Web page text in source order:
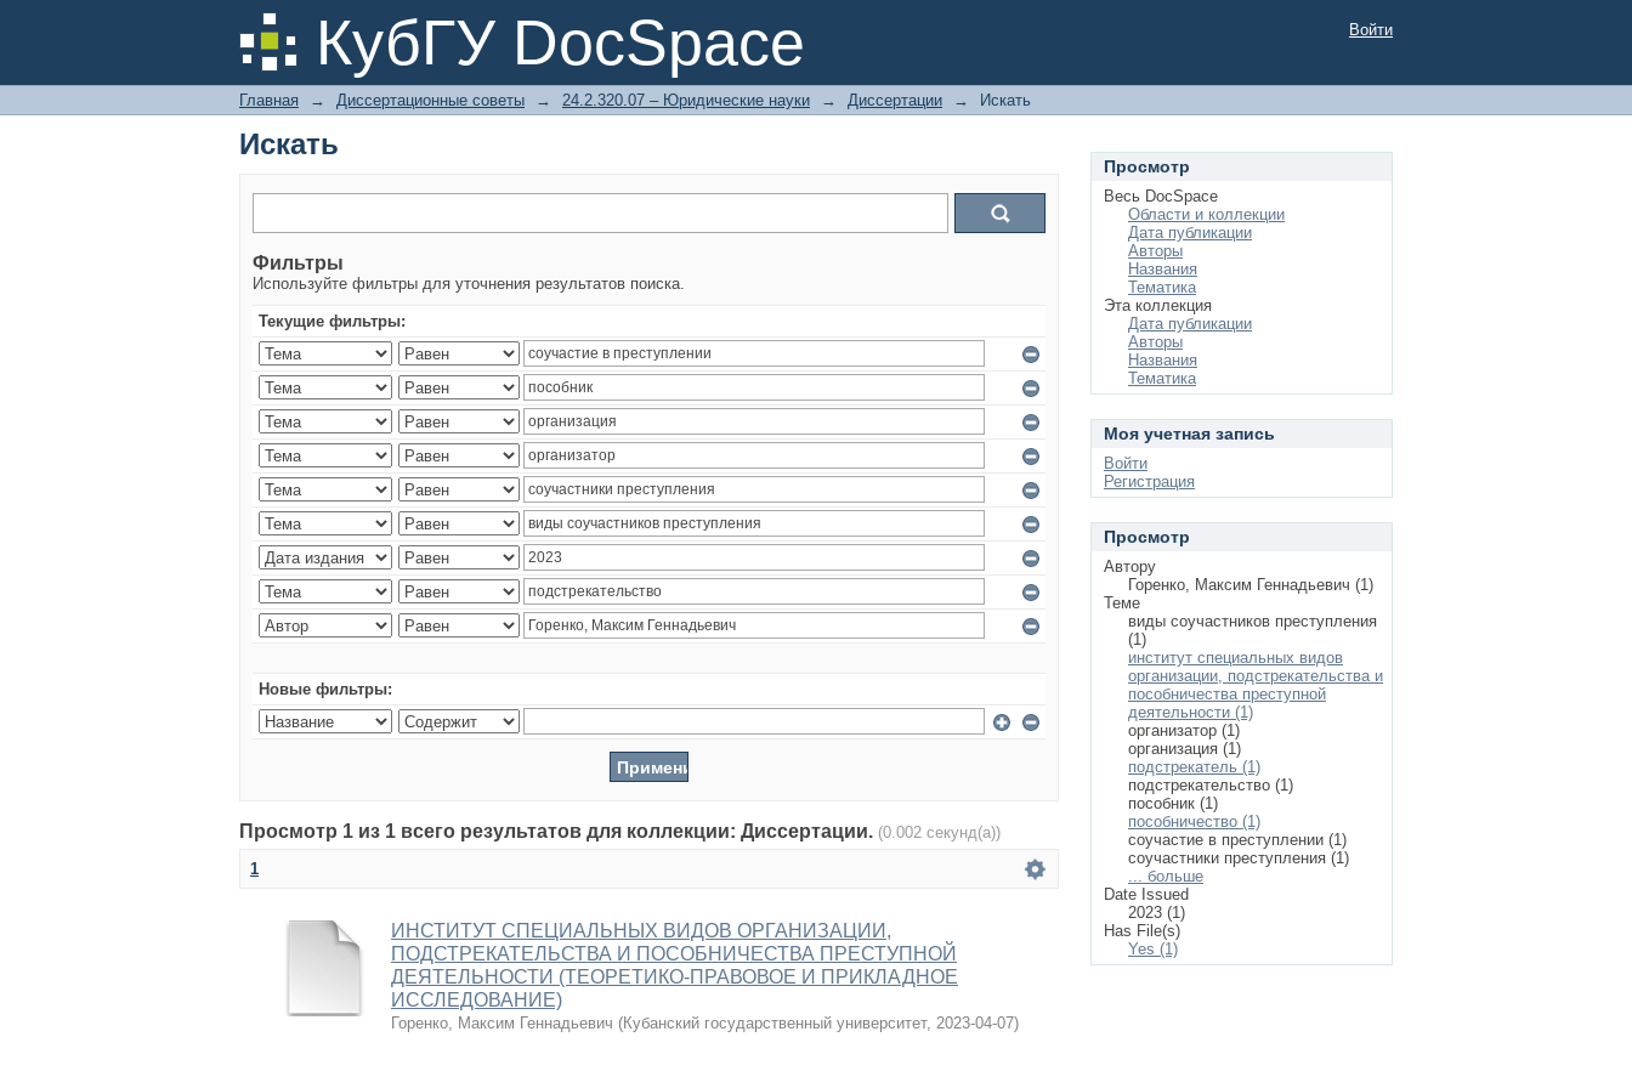
КубГУ DocSpace
Искать Войти
Главная → Диссертационные советы → 24.2.320.07 – Юридические науки → Диссертации → Искать
Искать
Фильтры
Используйте фильтры для уточнения результатов поиска.
Текущие фильтры:
Новые фильтры:
Просмотр 1 из 1 всего результатов для коллекции: Диссертации. (0.002 секунд(а))
1
ИНСТИТУТ СПЕЦИАЛЬНЫХ ВИДОВ ОРГАНИЗАЦИИ,
ПОДСТРЕКАТЕЛЬСТВА И ПОСОБНИЧЕСТВА ПРЕСТУПНОЙ
ДЕЯТЕЛЬНОСТИ (ТЕОРЕТИКО-ПРАВОВОЕ И ПРИКЛАДНОЕ
ИССЛЕДОВАНИЕ)
Горенко, Максим Геннадьевич (Кубанский государственный университет, 2023-04-07)
Просмотр
Весь DocSpace
Области и коллекции
Дата публикации
Авторы
Названия
Тематика
Эта коллекция
Дата публикации
Авторы
Названия
Тематика
Моя учетная запись
Войти
Регистрация
Просмотр
Автору
Горенко, Максим Геннадьевич (1)
Теме
виды соучастников преступления
(1)
институт специальных видов
организации, подстрекательства и
пособничества преступной
деятельности (1)
организатор (1)
организация (1)
подстрекатель (1)
подстрекательство (1)
пособник (1)
пособничество (1)
соучастие в преступлении (1)
соучастники преступления (1)
... больше
Date Issued
2023 (1)
Has File(s)
Yes (1)